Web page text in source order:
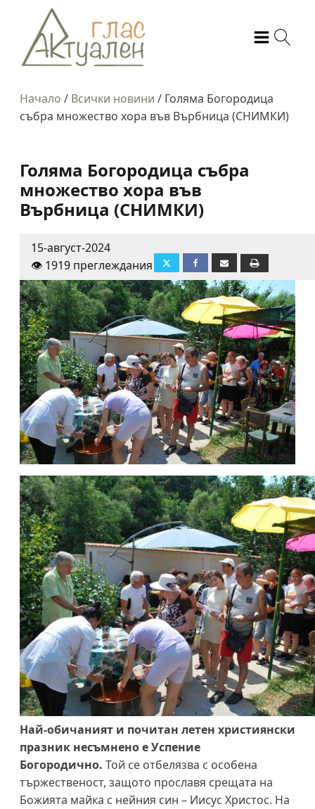
Начало / Всички новини / Голяма Богородица
събра множество хора във Върбница (СНИМКИ)
Голяма Богородица събра
множество хора във
Върбница (СНИМКИ)
15-август-2024
👁️ 1919 преглеждания
Най-обичаният и почитан летен християнски
празник несъмнено е Успение
Богородично. Той се отбелязва с особена
тържественост, защото прославя срещата на
Божията майка с нейния син – Иисус Христос. На